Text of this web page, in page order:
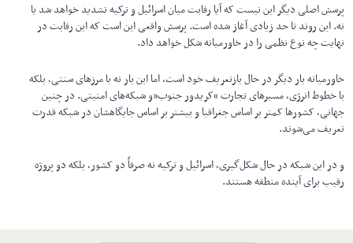
پرسش اصلی دیگر این نیست که آیا رقابت میان اسرائیل و ترکیه تشدید خواهد شد یا
نه. این روند تا حد زیادی آغاز شده است. پرسش واقعی این است که این رقابت در
نهایت چه نوع نظمی را در خاورمیانه شکل خواهد داد.
خاورمیانه بار دیگر در حال بازتعریف خود است، اما این بار نه با مرزهای سنتی، بلکه
با خطوط انرژی، مسیرهای تجارت “کریدور جنوب”و شبکه‌های امنیتی. در چنین
جهانی، کشورها کمتر بر اساس جغرافیا و بیشتر بر اساس جایگاهشان در شبکه قدرت
تعریف می‌شوند.
و در این شبکه در حال شکل‌گیری، اسرائیل و ترکیه نه صرفاً دو کشور، بلکه دو پروژه
رقیب برای آینده منطقه هستند.